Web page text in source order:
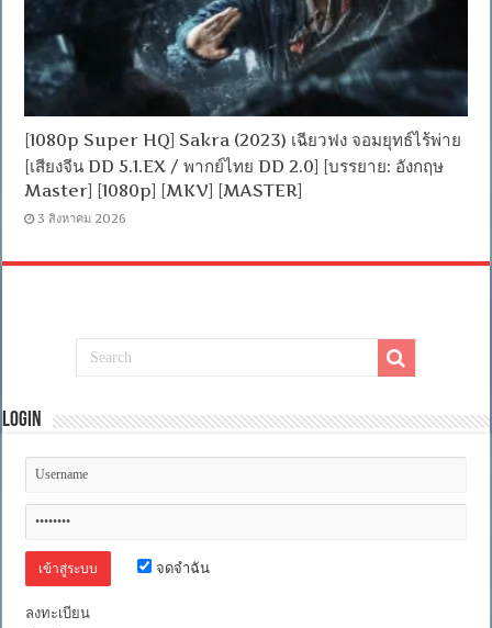
[1080p Super HQ] Sakra (2023) เฉียวฟง จอมยุทธ์ไร้พ่าย
[เสียงจีน DD 5.1.EX / พากย์ไทย DD 2.0] [บรรยาย: อังกฤษ
Master] [1080p] [MKV] [MASTER]
3 สิงหาคม 2026
Login
จดจำฉัน
ลงทะเบียน